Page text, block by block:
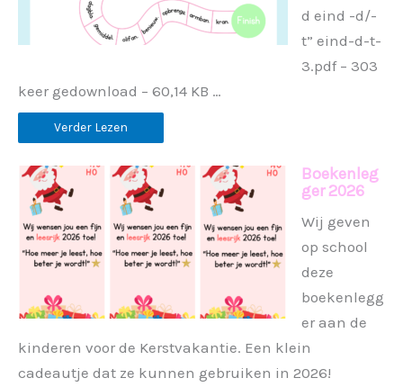
d eind -d/-
t” eind-d-t-
3.pdf – 303
keer gedownload – 60,14 KB …
Verder Lezen
Boekenleg
ger 2026
Wij geven
op school
deze
boekenlegg
er aan de
kinderen voor de Kerstvakantie. Een klein
cadeautje dat ze kunnen gebruiken in 2026!